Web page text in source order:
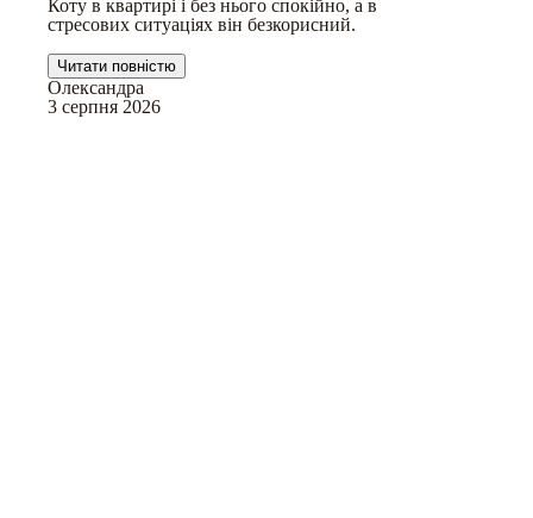
Коту в квартирі і без нього спокійно, а в
стресових ситуаціях він безкорисний.
Читати повністю
Олександра
3 серпня 2026